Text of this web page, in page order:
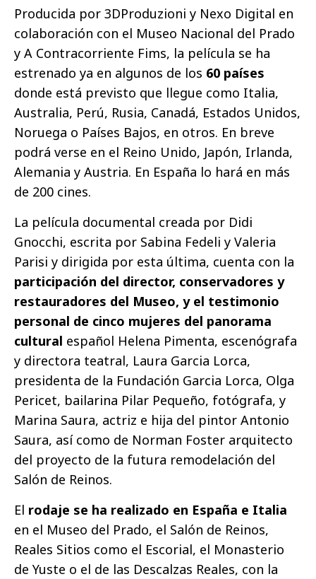
Producida por 3DProduzioni y Nexo Digital en
colaboración con el Museo Nacional del Prado
y A Contracorriente Fims, la película se ha
estrenado ya en algunos de los 60 países
donde está previsto que llegue como Italia,
Australia, Perú, Rusia, Canadá, Estados Unidos,
Noruega o Países Bajos, en otros. En breve
podrá verse en el Reino Unido, Japón, Irlanda,
Alemania y Austria. En España lo hará en más
de 200 cines.
La película documental creada por Didi
Gnocchi, escrita por Sabina Fedeli y Valeria
Parisi y dirigida por esta última, cuenta con la
participación del director, conservadores y
restauradores del Museo, y el testimonio
personal de cinco mujeres del panorama
cultural español Helena Pimenta, escenógrafa
y directora teatral, Laura Garcia Lorca,
presidenta de la Fundación Garcia Lorca, Olga
Pericet, bailarina Pilar Pequeño, fotógrafa, y
Marina Saura, actriz e hija del pintor Antonio
Saura, así como de Norman Foster arquitecto
del proyecto de la futura remodelación del
Salón de Reinos.
El rodaje se ha realizado en España e Italia
en el Museo del Prado, el Salón de Reinos,
Reales Sitios como el Escorial, el Monasterio
de Yuste o el de las Descalzas Reales, con la